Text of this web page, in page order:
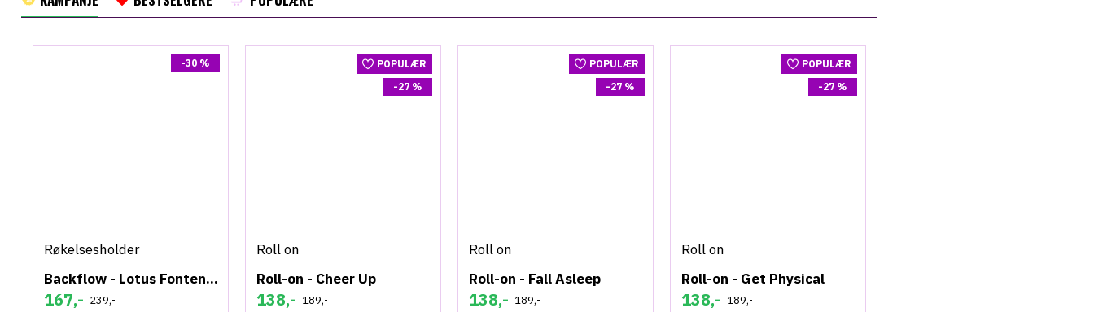
-30 %
Røkelsesholder
Backflow - Lotus Fontene - Røkelsesholder
167,- 239,-
POPULÆR
-27 %
Roll on
Roll-on - Cheer Up
138,- 189,-
POPULÆR
-27 %
Roll on
Roll-on - Fall Asleep
138,- 189,-
POPULÆR
-27 %
Roll on
Roll-on - Get Physical
138,- 189,-